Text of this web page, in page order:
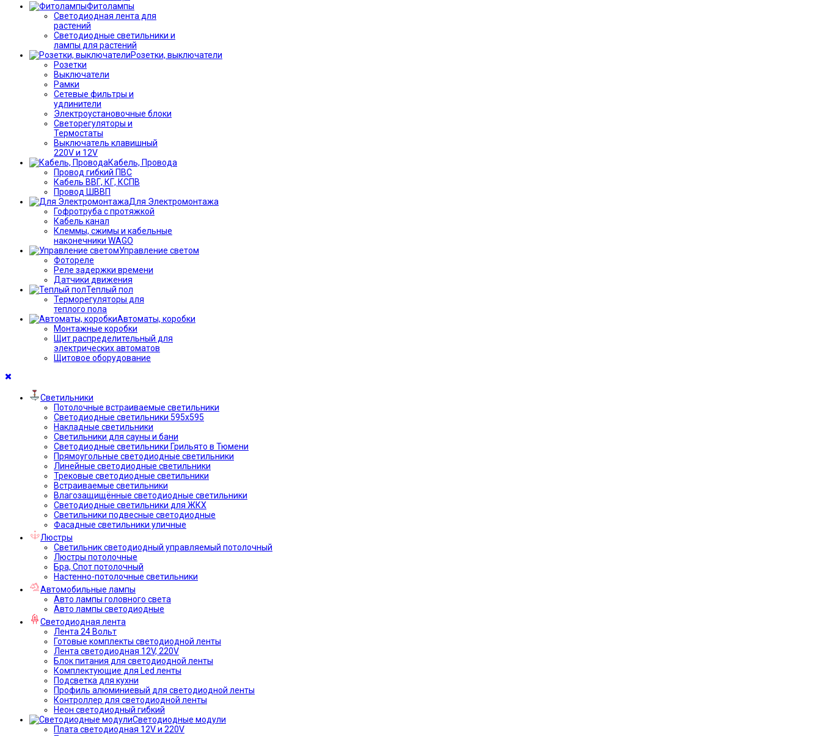
Фитолампы
Светодиодная лента для
растений
Светодиодные светильники и
лампы для растений
Розетки, выключатели
Розетки
Выключатели
Рамки
Сетевые фильтры и
удлинители
Электроустановочные блоки
Светорегуляторы и
Термостаты
Выключатель клавишный
220V и 12V
Кабель, Провода
Провод гибкий ПВС
Кабель ВВГ, КГ, КСПВ
Провод ШВВП
Для Электромонтажа
Гофротруба с протяжкой
Кабель канал
Клеммы, сжимы и кабельные
наконечники WAGO
Управление светом
Фотореле
Реле задержки времени
Датчики движения
Теплый пол
Терморегуляторы для
теплого пола
Автоматы, коробки
Монтажные коробки
Щит распределительный для
электрических автоматов
Щитовое оборудование
Светильники
Потолочные встраиваемые светильники
Светодиодные светильники 595х595
Накладные светильники
Светильники для сауны и бани
Светодиодные светильники Грильято в Тюмени
Прямоугольные светодиодные светильники
Линейные светодиодные светильники
Трековые светодиодные светильники
Встраиваемые светильники
Влагозащищённые светодиодные светильники
Светодиодные светильники для ЖКХ
Светильники подвесные светодиодные
Фасадные светильники уличные
Люстры
Светильник светодиодный управляемый потолочный
Люстры потолочные
Бра, Спот потолочный
Настенно-потолочные светильники
Автомобильные лампы
Авто лампы головного света
Авто лампы светодиодные
Светодиодная лента
Лента 24 Вольт
Готовые комплекты светодиодной ленты
Лента светодиодная 12V, 220V
Блок питания для светодиодной ленты
Комплектующие для Led ленты
Подсветка для кухни
Профиль алюминиевый для светодиодной ленты
Контроллер для светодиодной ленты
Неон светодиодный гибкий
Светодиодные модули
Плата светодиодная 12V и 220V